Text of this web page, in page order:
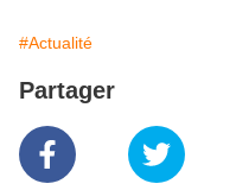
#Actualité
Partager